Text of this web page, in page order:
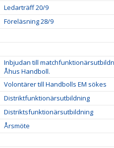
Ledarträff 20/9
Föreläsning 28/9
Inbjudan till
Åhus Handboll.
Volontärer till Handbolls EM sökes
Distriktfunktionärsutbildning
Distriktsfunktionärsutbildning
Årsmöte